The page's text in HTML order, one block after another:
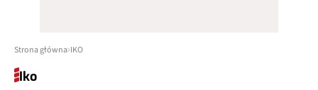
Strona główna IKO
Iko